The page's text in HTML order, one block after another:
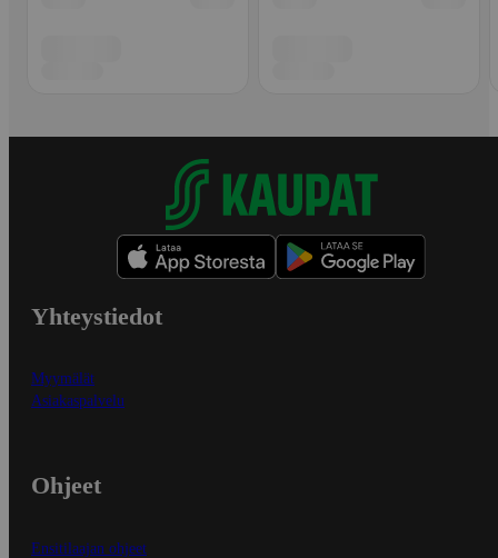
Yhteystiedot
Myymälät
Asiakaspalvelu
Ohjeet
Ensitilaajan ohjeet